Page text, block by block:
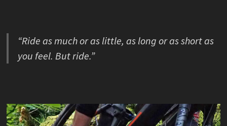
“Ride as much or as little, as long or as short as
you feel. But ride.”